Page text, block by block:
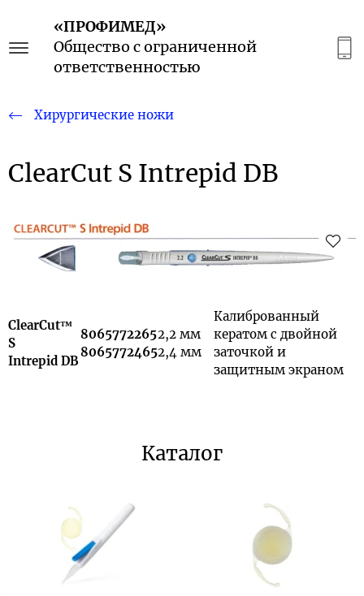
«ПРОФИМЕД»
Общество с ограниченной
ответственностью
Хирургические ножи
ClearCut S Intrepid DB
ClearCut™
S
Intrepid DB
8065772265
8065772465
2,2 мм
2,4 мм
Калиброванный
кератом с двойной
заточкой и
защитным экраном
Каталог